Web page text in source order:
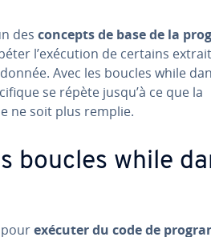
des concepts de base de la
l’exécution de certains
Avec les boucles while
se répète jusqu’à ce que la
ne soit plus remplie.
boucles while
exécuter du code de